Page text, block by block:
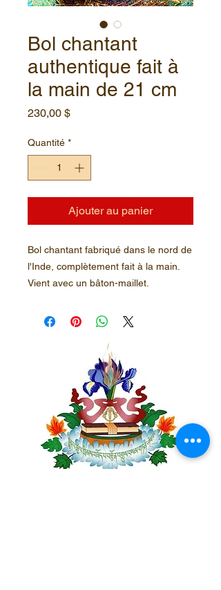
Bol chantant
authentique fait à
la main de 21 cm
230,00 $Prix
Quantité *
Ajouter au panier
Bol chantant fabriqué dans le nord de
l'Inde, complètement fait à la main.
Vient avec un bâton-maillet.